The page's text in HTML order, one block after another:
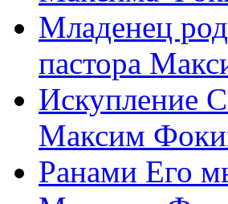
Младенец
пастора
Искупление
Максим
Ранами Его